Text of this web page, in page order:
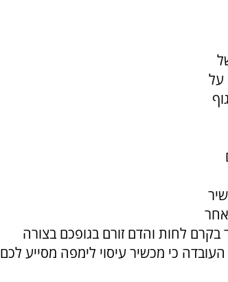
על
בקרם לחות והדם זורם בגופכם בצורה
כי מכשיר עיסוי לימפה מסייע לכם